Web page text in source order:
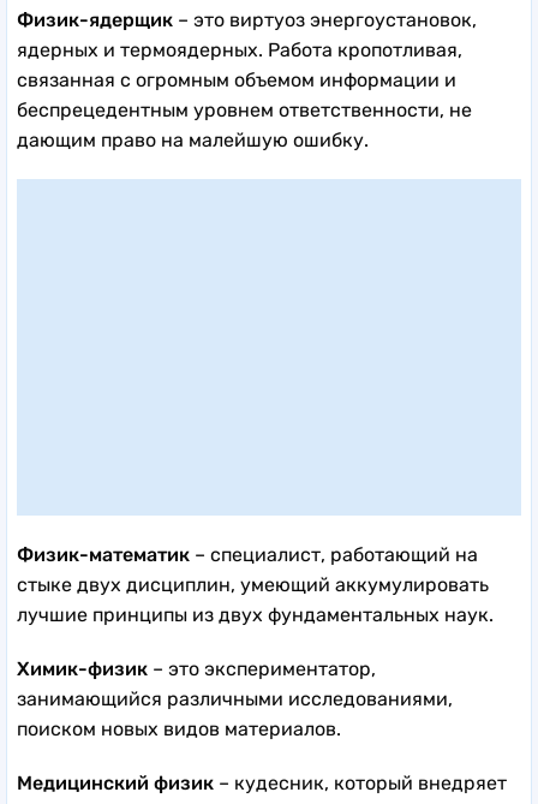
Физик-ядерщик – это виртуоз энергоустановок,
ядерных и термоядерных. Работа кропотливая,
связанная с огромным объемом информации и
беспрецедентным уровнем ответственности, не
дающим право на малейшую ошибку.
Физик-математик – специалист, работающий на
стыке двух дисциплин, умеющий аккумулировать
лучшие принципы из двух фундаментальных наук.
Химик-физик – это экспериментатор,
занимающийся различными исследованиями,
поиском новых видов материалов.
Медицинский физик – кудесник, который внедряет